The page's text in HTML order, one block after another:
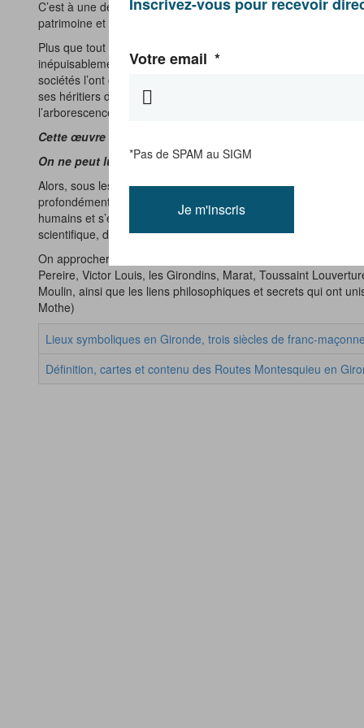
C’est à une découverte passionnante que vous invitent les
patrimoine et dans la multiplicité de ses inspirations. ( texte de
Plus que tout autre philosophe, Montesquieu a su
inépuisablement contemporaine. Son intérêt pour les
sociétés l’ont conduit à être le plus grand des humanistes et à
ses héritiers d’explorer de nouvelles pistes et de s’aventurer
l’arborescence d’une même pensée.
Cette œuvre a été nourrie d’êtres, de lieux, de symboles
On ne peut lui rendre plus bel hommage que d’essayer
Alors, sous les traits du philosophe, sous le profil de
profondément moderne qui a toute sa vie passionnément
humains et s’est interrogé sans mépris ni dogmatisme sur
scientifique, demeurent des lieux, des paysages, des signes,
On approchera la révélation de l’itinéraire intime de
Pereire, Victor Louis, les Girondins, Marat, Toussaint
Moulin, ainsi que les liens philosophiques et secrets qui ont
Mothe)
Lieux symboliques en Gironde, trois siècles de franc-
Définition, cartes et contenu des Routes Montesquieu en
Votre email *
*Pas de SPAM au SIGM
Je m'inscris